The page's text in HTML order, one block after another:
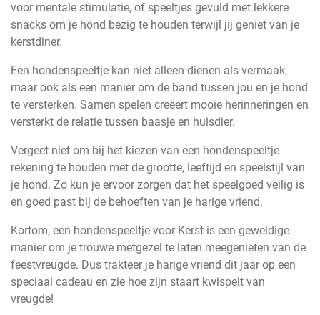
voor mentale stimulatie, of speeltjes gevuld met lekkere
snacks om je hond bezig te houden terwijl jij geniet van je
kerstdiner.
Een hondenspeeltje kan niet alleen dienen als vermaak,
maar ook als een manier om de band tussen jou en je hond
te versterken. Samen spelen creëert mooie herinneringen en
versterkt de relatie tussen baasje en huisdier.
Vergeet niet om bij het kiezen van een hondenspeeltje
rekening te houden met de grootte, leeftijd en speelstijl van
je hond. Zo kun je ervoor zorgen dat het speelgoed veilig is
en goed past bij de behoeften van je harige vriend.
Kortom, een hondenspeeltje voor Kerst is een geweldige
manier om je trouwe metgezel te laten meegenieten van de
feestvreugde. Dus trakteer je harige vriend dit jaar op een
speciaal cadeau en zie hoe zijn staart kwispelt van
vreugde!